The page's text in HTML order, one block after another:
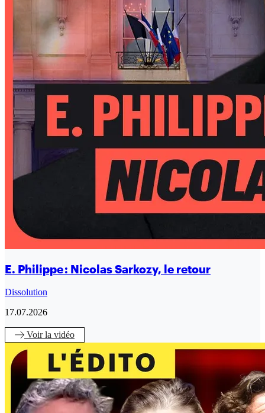
E. Philippe : Nicolas Sarkozy, le retour
Dissolution
17.07.2026
Voirla vidéo